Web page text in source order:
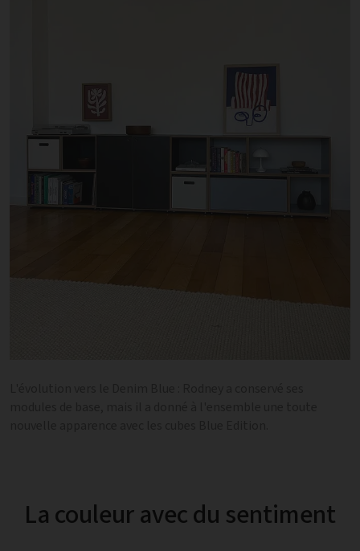
La couleur avec du sentiment